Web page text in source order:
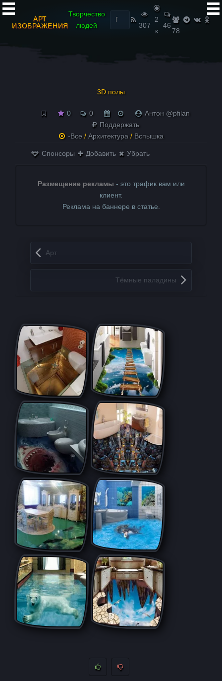
АРТ
ИЗОБРАЖЕНИЯ
Творчество
людей
Найти:
307
2
к
46
78
3D полы
0 0
Антон @pfilan
Поддержать
-Все / Архитектура / Вспышка
Спонсоры Добавить Убрать
Размещение рекламы - это трафик вам или
клиент.
Реклама на баннере в статье.
Запись навигация
Арт
Тёмные паладины